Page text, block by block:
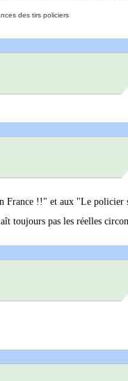
des tirs policiers
France !!" et aux "Le policier
toujours pas les réelles